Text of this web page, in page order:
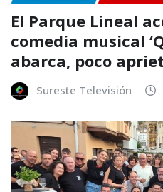
El Parque Lineal
comedia musical
abarca, poco
Sureste Televisión